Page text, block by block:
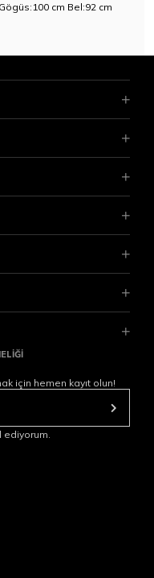
cm Bel:92 cm
için hemen kayıt olun!
ediyorum.